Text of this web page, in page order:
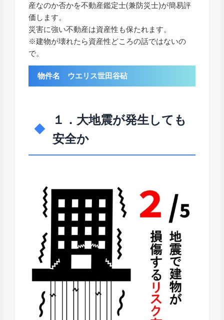
産なのか否かを不動産鑑定士(兼防災士)が簡易評
価します。
災害に強い不動産は資産性も保たれます。
※建物が壊れたら資産性どころの話ではないの
で。
物件名 ウエリス世田谷砧
１．大地震が発生しても
安全か